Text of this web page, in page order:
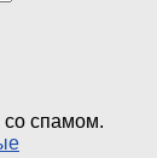
со спамом.